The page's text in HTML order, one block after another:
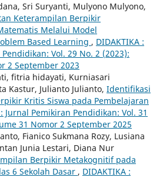
Sri Suryanti, Mulyono Mulyono,
Keterampilan Berpikir
Melalui Model
Based Learning , DIDAKTIKA :
Vol. 29 No. 2 (2023):
2 September 2023
fitria hidayati, Kurniasari
Kastur, Julianto Julianto, Identifikasi
Kritis Siswa pada Pembelajaran
Jurnal Pemikiran Pendidikan: Vol. 31
31 Nomor 2 September 2025
Fianico Sukmana Rozy, Lusiana
Junia Lestari, Diana Nur
Berpikir Metakognitif pada
6 Sekolah Dasar , DIDAKTIKA :